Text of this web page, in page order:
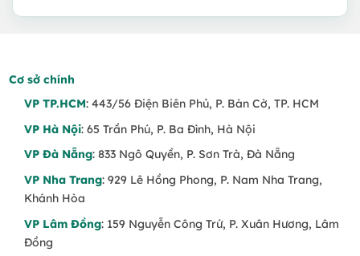
Cơ sở chính
VP TP.HCM: 443/56 Điện Biên Phủ, P. Bàn Cờ, TP. HCM
VP Hà Nội: 65 Trần Phú, P. Ba Đình, Hà Nội
VP Đà Nẵng: 833 Ngô Quyền, P. Sơn Trà, Đà Nẵng
VP Nha Trang: 929 Lê Hồng Phong, P. Nam Nha Trang,
Khánh Hòa
VP Lâm Đồng: 159 Nguyễn Công Trứ, P. Xuân Hương, Lâm
Đồng